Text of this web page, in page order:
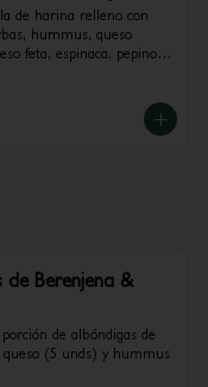
de harina relleno con
hummus, queso
feta, espinaca, pepino,
de Berenjena &
de albóndigas de
queso (5 unds) y hummus